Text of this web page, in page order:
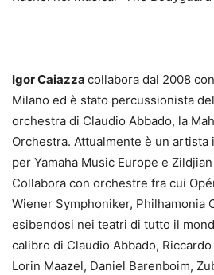
Igor Caiazza collabora dal 2008
Milano ed è stato percussionista
orchestra di Claudio Abbado, la
Orchestra. Attualmente è un
per Yamaha Music Europe e
Collabora con orchestre fra cui
Wiener Symphoniker, Philhamonia
esibendosi nei teatri di tutto il
calibro di Claudio Abbado,
Lorin Maazel, Daniel Barenboim,